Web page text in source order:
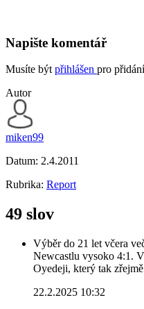
Napište komentář
Musíte být přihlášen pro
Autor
miken99
Datum: 2.4.2011
Rubrika: Report
49 slov
Výběr do 21 let včera
Newcastlu vysoko 4:1.
Oyedeji, který tak
22.2.2025 10:32